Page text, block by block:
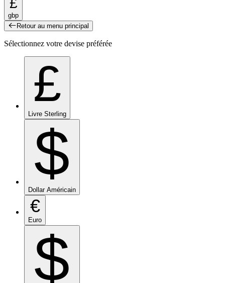
gbp
Retour au menu principal
Sélectionnez votre devise préférée
£
Livre Sterling
$
Dollar Américain
€
Euro
$